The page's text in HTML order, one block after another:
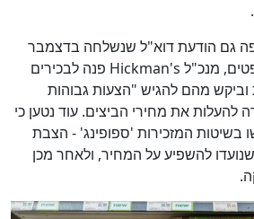
גם הודעת דוא"ל שנשלחה בדצמבר
2022. לפי משרד המשפטים, מנכ"ל Hickman's פנה לבכירים
מהם להגיש "הצעות גבוהות
להעלות את מחירי הביצים. עוד נטען כי
המזכירות 'ספופינג' - הצבת
להשפיע על המחיר, ולאחר מכן